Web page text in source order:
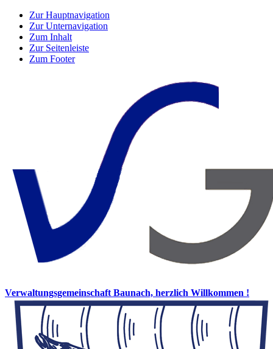
Zur Hauptnavigation
Zur Unternavigation
Zum Inhalt
Zur Seitenleiste
Zum Footer
Verwaltungsgemeinschaft Baunach, herzlich Willkommen !